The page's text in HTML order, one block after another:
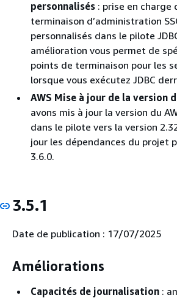
personnalisés : prise en charge
terminaison d’administration
personnalisés dans le pilote
amélioration vous permet de
points de terminaison pour les
lorsque vous exécutez JDBC
AWS Mise à jour de la version
avons mis à jour la version du
dans le pilote vers la version
jour les dépendances du projet
3.6.0.
3.5.1
Date de publication : 17/07/2025
Améliorations
Capacités de journalisation :